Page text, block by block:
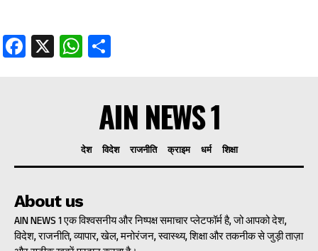
Facebook
X WhatsApp
AIN NEWS 1
देश विदेश राजनीति क्राइम धर्म शिक्षा
About us
AIN NEWS 1 एक विश्वसनीय और निष्पक्ष समाचार प्लेटफॉर्म है, जो आपको देश,
विदेश, राजनीति, व्यापार, खेल, मनोरंजन, स्वास्थ्य, शिक्षा और तकनीक से जुड़ी ताज़ा